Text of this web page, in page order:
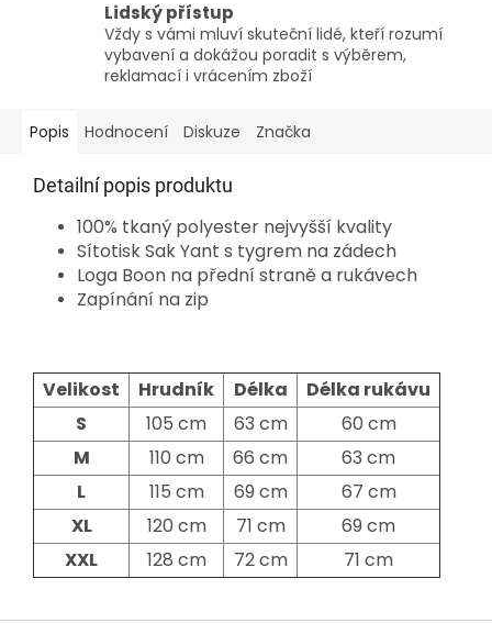
Lidský přístup
Vždy s vámi mluví skuteční lidé, kteří rozumí
vybavení a dokážou poradit s výběrem,
reklamací i vrácením zboží
Popis Hodnocení Diskuze Značka
Detailní popis produktu
100% tkaný polyester nejvyšší kvality
Sítotisk Sak Yant s tygrem na zádech
Loga Boon na přední straně a rukávech
Zapínání na zip
Velikost Hrudník Délka
Délka rukávu
S
105 cm 63 cm
60 cm
M
110 cm 66 cm
63 cm
L
115 cm 69 cm
67 cm
XL
120 cm 71 cm
69 cm
XXL
128 cm 72 cm 71 cm